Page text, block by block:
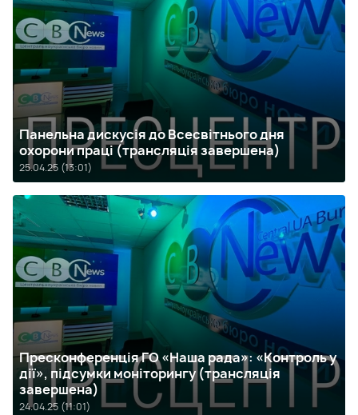
Панельна дискусія до Всесвітнього дня
охорони праці (трансляція завершена)
25.04.25 (13:01)
Пресконференція ГО «Наша рада»: «Контроль у
дії», підсумки моніторингу (трансляція
завершена)
24.04.25 (11:01)